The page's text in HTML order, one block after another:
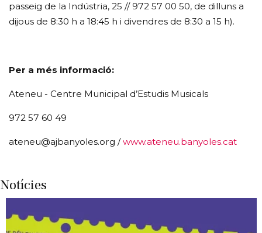
passeig de la Indústria, 25 // 972 57 00 50, de dilluns a
dijous de 8:30 h a 18:45 h i divendres de 8:30 a 15 h).
Per a més informació:
Ateneu - Centre Municipal d’Estudis Musicals
972 57 60 49
ateneu@ajbanyoles.org /www.ateneu.banyoles.cat
Notícies